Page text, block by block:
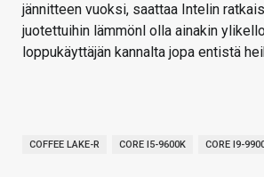
jännitteen vuoksi, saattaa Intelin
juotettuihin lämmönl olla ainakin
loppukäyttäjän kannalta jopa entistä
COFFEE LAKE-R CORE I5-9600K CORE I9-